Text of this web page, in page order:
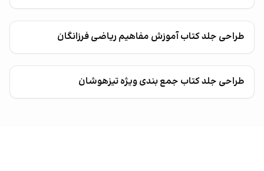
طراحی جلد کتاب آموزش مفاهیم ریاضی فرزانگان
طراحی جلد کتاب جمع بندی ویژه تیزهوشان